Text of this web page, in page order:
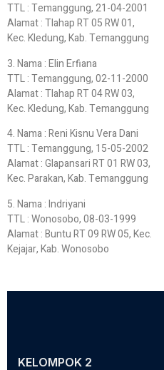
TTL : Temanggung, 21-04-2001
Alamat : Tlahap RT 05 RW 01,
Kec. Kledung, Kab. Temanggung
3. Nama : Elin Erfiana
TTL : Temanggung, 02-11-2000
Alamat : Tlahap RT 04 RW 03,
Kec. Kledung, Kab. Temanggung
4. Nama : Reni Kisnu Vera Dani
TTL : Temanggung, 15-05-2002
Alamat : Glapansari RT 01 RW 03,
Kec. Parakan, Kab. Temanggung
5. Nama : Indriyani
TTL : Wonosobo, 08-03-1999
Alamat : Buntu RT 09 RW 05, Kec.
Kejajar, Kab. Wonosobo
KELOMPOK 2